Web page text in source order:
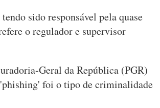
sido responsável pela quase
o regulador e supervisor
Geral da República (PGR)
foi o tipo de criminalidade